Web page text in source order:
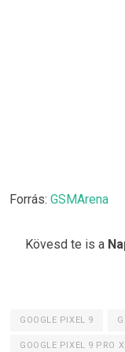
Forrás: GSMArena
Kövesd te is a
GOOGLE PIXEL 9
GOOGLE PIXEL 9 PRO